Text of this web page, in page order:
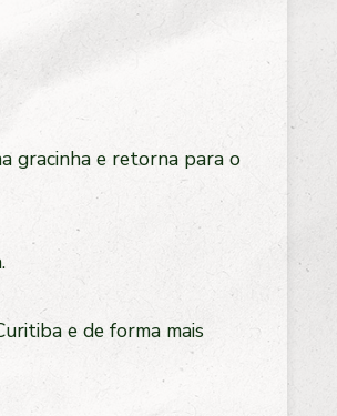
gracinha e retorna para o
e de forma mais